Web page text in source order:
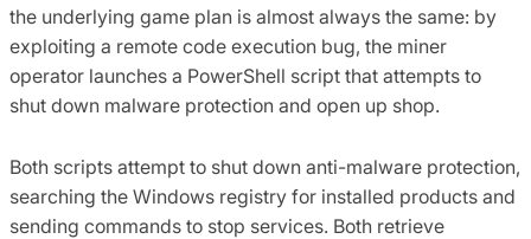
the underlying game plan is almost always the same: by
exploiting a remote code execution bug, the miner
operator launches a PowerShell script that attempts to
shut down malware protection and open up shop.
Both scripts attempt to shut down anti-malware protection,
searching the Windows registry for installed products and
sending commands to stop services. Both retrieve